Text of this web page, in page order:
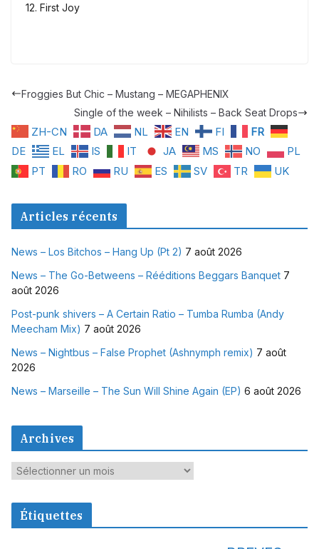
12. First Joy
Froggies But Chic – Mustang – MEGAPHENIX
Single of the week – Nihilists – Back Seat Drops
ZH-CN DA NL EN FI
FR
DE
EL IS IT JA MS NO
PL
PT
RO RU ES SV TR UK
Articles récents
News – Los Bitchos – Hang Up (Pt 2) 7 août 2026
News – The Go-Betweens – Rééditions Beggars Banquet 7
août 2026
Post-punk shivers – A Certain Ratio – Tumba Rumba (Andy
Meecham Mix) 7 août 2026
News – Nightbus – False Prophet (Ashnymph remix) 7 août
2026
News – Marseille – The Sun Will Shine Again (EP) 6 août 2026
Archives
A
c
Étiquettes